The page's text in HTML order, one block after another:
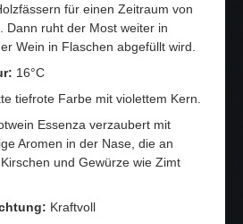
für einen Zeitraum von
Dann ruht der Most weiter in
Wein in Flaschen abgefüllt wird.
16°C
tiefrote Farbe mit violettem Kern.
Essenza verzaubert mit
Aromen in der Nase, die an
und Gewürze wie Zimt
Kraftvoll